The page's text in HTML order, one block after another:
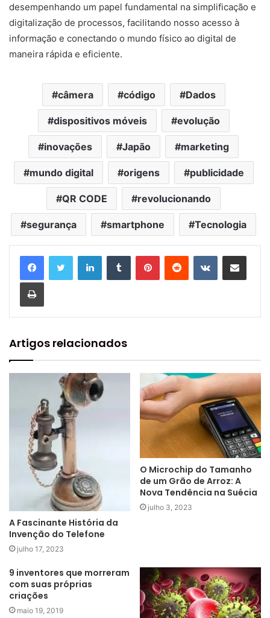
desempenhando um papel fundamental na simplificação e
digitalização de processos, facilitando nosso acesso à
informação e conectando o mundo físico ao digital de
maneira rápida e eficiente.
câmera código Dados
dispositivos móveis evolução
inovações Japão marketing
mundo digital origens publicidade
QR CODE revolucionando
segurança smartphone Tecnologia
Artigos relacionados
A Fascinante História da
Invenção do Telefone
julho 17, 2023
O Microchip do Tamanho
de um Grão de Arroz: A
Nova Tendência na Suécia
julho 3, 2023
9 inventores que morreram
com suas próprias
criações
maio 19, 2019